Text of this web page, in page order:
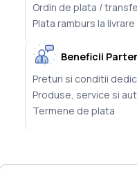
Ordin de plata /
Plata ramburs la livrare
Beneficii
Preturi si conditii
Produse, service si
Termene de plata